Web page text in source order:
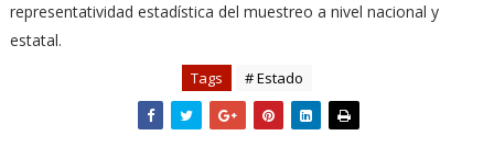
representatividad estadística del muestreo a nivel nacional y
estatal.
Tags # Estado